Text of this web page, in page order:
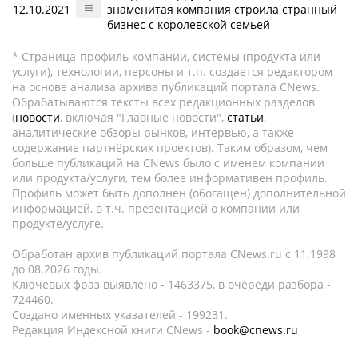
12.10.2021
знаменитая компания строила странный
бизнес с королевской семьей
* Страница-профиль компании, системы (продукта или
услуги), технологии, персоны и т.п. создается редактором
на основе анализа архива публикаций портала CNews.
Обрабатываются тексты всех редакционных разделов
(новости, включая "Главные новости", статьи,
аналитические обзоры рынков, интервью, а также
содержание партнёрских проектов). Таким образом, чем
больше публикаций на CNews было с именем компании
или продукта/услуги, тем более информативен профиль.
Профиль может быть дополнен (обогащен) дополнительной
информацией, в т.ч. презентацией о компании или
продукте/услуге.
Обработан архив публикаций портала CNews.ru c 11.1998
до 08.2026 годы.
Ключевых фраз выявлено - 1463375, в очереди разбора -
724460.
Создано именных указателей - 199231.
Редакция Индексной книги CNews - book@cnews.ru